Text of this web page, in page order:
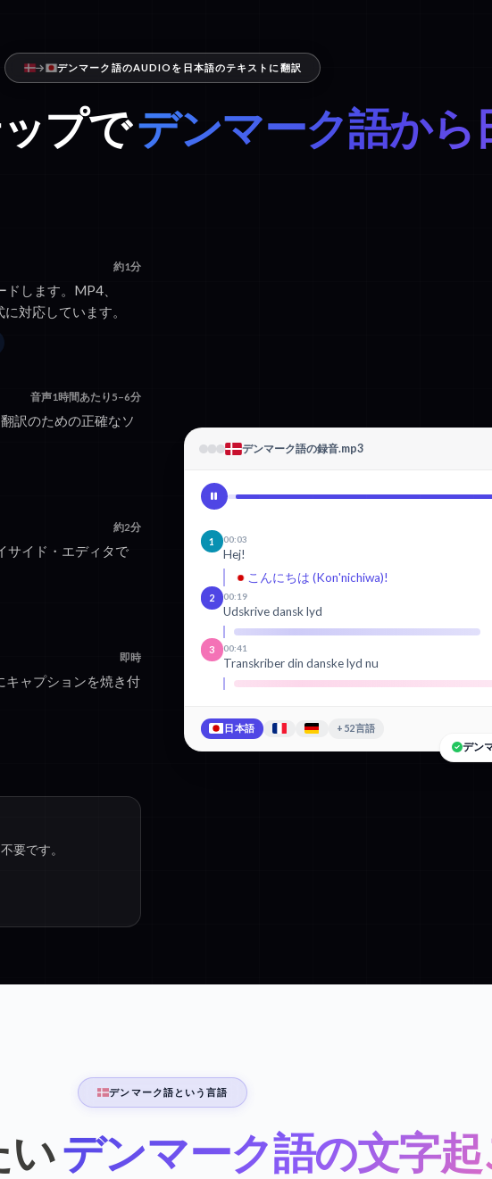
デンマーク語のAUDIOを日本語のテキストに翻訳
プでデンマーク語から
約1分
します。MP4、
対応しています。
音声1時間あたり5–6分
訳のための正確なソ
約2分
サイド・エディタで
即時
キャプションを焼き付
要です。
デンマーク語の録音.mp3
1 00:03
Hej!
こんにちは (Kon'nichiwa)!
2 00:19
Udskrive dansk lyd
3 00:41
Transkriber din danske lyd nu
日本語 +52言語
デン
デンマーク語という言語
いデンマーク語の文字起